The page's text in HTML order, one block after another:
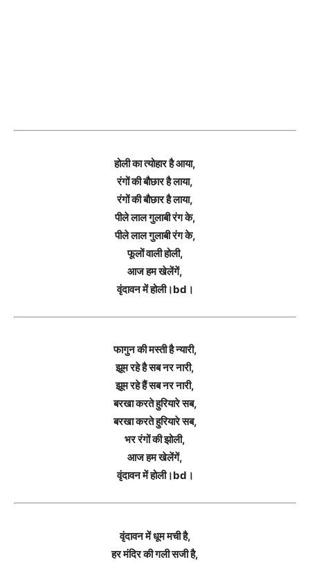
होली का त्योहार है आया,
रंगों की बौछार है लाया,
रंगों की बौछार है लाया,
पीले लाल गुलाबी रंग के,
पीले लाल गुलाबी रंग के,
फूलों वाली होली,
आज हम खेलेंगें,
वृंदावन में होली।bd।
फागुन की मस्ती है न्यारी,
झूम रहे है सब नर नारी,
झूम रहे हैं सब नर नारी,
बरखा करते हुरियारे सब,
बरखा करते हुरियारे सब,
भर रंगों की झोली,
आज हम खेलेंगें,
वृंदावन में होली।bd।
वृंदावन में धूम मची है,
हर मंदिर की गली सजी है,